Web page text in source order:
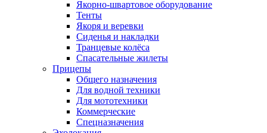
Якорно-швартовое оборудование
Тенты
Якоря и веревки
Сиденья и накладки
Транцевые колёса
Спасательные жилеты
Прицепы
Общего назначения
Для водной техники
Для мототехники
Коммерческие
Спецназначения